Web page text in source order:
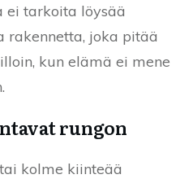
ei tarkoita löysää
rakennetta, joka pitää
kun elämä ei mene
rungon
kolme kiinteää